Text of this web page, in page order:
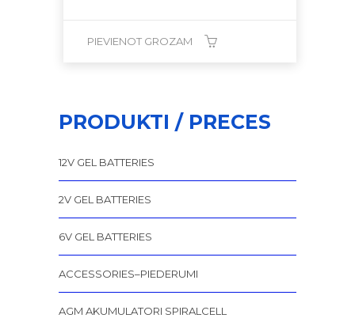
PIEVIENOT GROZAM
PRODUKTI / PRECES
12V GEL BATTERIES
2V GEL BATTERIES
6V GEL BATTERIES
ACCESSORIES–PIEDERUMI
AGM AKUMULATORI SPIRALCELL